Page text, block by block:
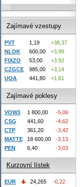
Zajímavé vzestupy
PVT 1,19
+38,37
NLOK
600,00
+3,99
FIXZO
53,00
+3,92
CZGCE
985,00
+3,14
UQA
441,80 +1,61
Zajímavé poklesy
VOW3 1 800,00
-5,06
CSG
441,60
-4,62
CTP
361,20
-3,42
MATTE
18 600,00
-3,13
PEN
6,40 -3,03
Kurzovní lístek
EUR 24,265
-0,22